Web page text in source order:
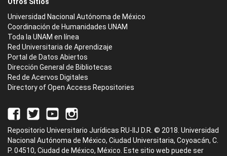
Universidad Nacional Autónoma de México
Coordinación de Humanidades UNAM
Toda la UNAM en línea
Red Universitaria de Aprendizaje
Portal de Datos Abiertos
Dirección General de Bibliotecas
Red de Acervos Digitales
Directory of Open Access Repositories
Repositorio Universitario Jurídicas RU-IIJ D.R. © 2018. Universidad
Nacional Autónoma de México, Ciudad Universitaria, Coyoacán, C.
P. 04510, Ciudad de México, México. Este sitio web puede ser